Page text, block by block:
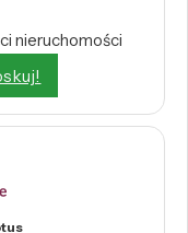
nieruchomości